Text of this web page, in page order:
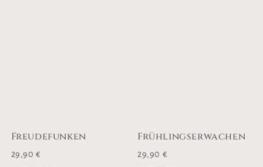
Freudefunken
29,90€
Frühlingserwachen
29,90 €